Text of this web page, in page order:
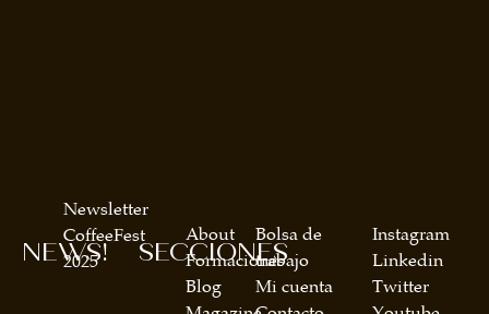
SECCIONES
About
Formaciones
Blog
Bolsa de
trabajo
Mi cuenta
NEWS!
Newsletter
CoffeeFest
2025
Instagram
Linkedin
Twitter